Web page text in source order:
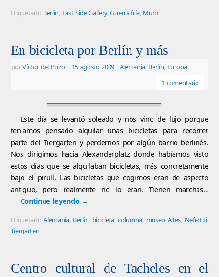
Etiquetado Berlin, East Side Gallery,Guerra fría, Muro
En bicicleta por Berlín y más
porVíctor del Pozo | 15 agosto 2009 |Alemania, Berlín, Europa
1 comentario
Este día se levantó soleado y nos vino de lujo porque
teníamos pensado alquilar unas bicicletas para recorrer
parte del Tiergarten y perdernos por algún barrio berlinés.
Nos dirigimos hacia Alexanderplatz donde habíamos visto
estos días que se alquilaban bicicletas, más concretamente
bajo el pirulí. Las bicicletas que cogimos eran de aspecto
antiguo, pero realmente no lo eran. Tienen marchas…
Continue leyendo →
EtiquetadoAlemania, Berlin bicicleta,columna museo Altes Nefertiti,
Tiergarten
Centro cultural de Tacheles en el